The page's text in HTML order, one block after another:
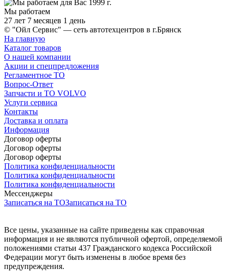
Мы работаем
27 лет 7 месяцев 1 день
© "Ойл Сервис" — сеть автотехцентров в г.Брянск
На главную
Каталог товаров
О нашей компании
Акции и спецпредложения
Регламентное ТО
Вопрос-Ответ
Запчасти и ТО VOLVO
Услуги сервиса
Контакты
Доставка и оплата
Информация
Договор оферты
Договор оферты
Договор оферты
Политика конфиденциальности
Политика конфиденциальности
Политика конфиденциальности
Мессенджеры
Записаться на ТОЗаписаться на ТО
Все цены, указанные на сайте приведены как справочная
информация и не являются публичной офертой, определяемой
положениями статьи 437 Гражданского кодекса Российской
Федерации могут быть изменены в любое время без
предупреждения.